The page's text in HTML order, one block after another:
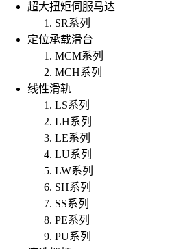
超大扭矩伺服马达
SR系列
定位承载滑台
MCM系列
MCH系列
线性滑轨
LS系列
LH系列
LE系列
LU系列
LW系列
SH系列
SS系列
PE系列
PU系列